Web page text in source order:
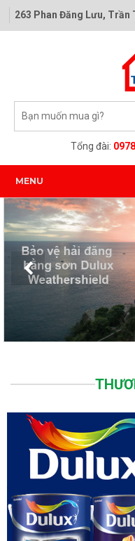
263 Phan Đăng Lưu, Trần
Tổng đài:
MENU